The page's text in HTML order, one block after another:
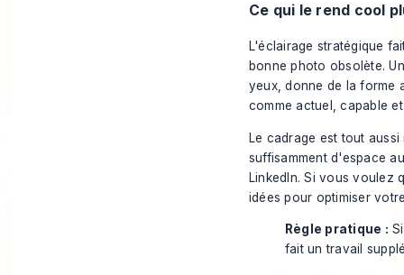
Ce qui le rend cool
L'éclairage stratégique
bonne photo obsolète.
yeux, donne de la forme
comme actuel, capable
Le cadrage est tout
suffisamment d'espace
LinkedIn. Si vous voulez
idées pour optimiser
Règle pratique :
fait un travail